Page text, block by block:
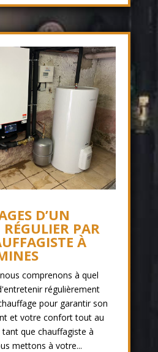
D’UN
PAR
À
nous comprenons à quel
régulièrement
pour garantir son
et votre confort tout au
tant que chauffagiste à
mettons à votre...